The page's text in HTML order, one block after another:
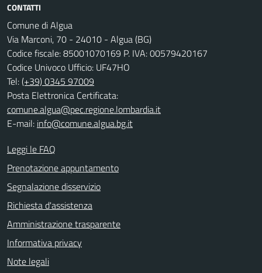
CONTATTI
Comune di Algua
Via Marconi, 70 - 24010 - Algua (BG)
Codice fiscale: 85001070169 P. IVA: 00579420167
Codice Univoco Ufficio: UF47HO
Tel:(+39) 0345 97009
Posta Elettronica Certificata:
comune.algua@pec.regione.lombardia.it
E-mail: info@comune.algua.bg.it
Leggi le FAQ
Prenotazione appuntamento
Segnalazione disservizio
Richiesta d'assistenza
Amministrazione trasparente
Informativa privacy
Note legali